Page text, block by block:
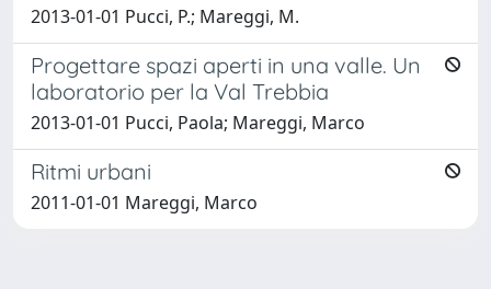
2013-01-01 Pucci, P.; Mareggi, M.
Progettare spazi aperti in una valle. Un
laboratorio per la Val Trebbia
2013-01-01 Pucci, Paola; Mareggi, Marco
Ritmi urbani
2011-01-01 Mareggi, Marco